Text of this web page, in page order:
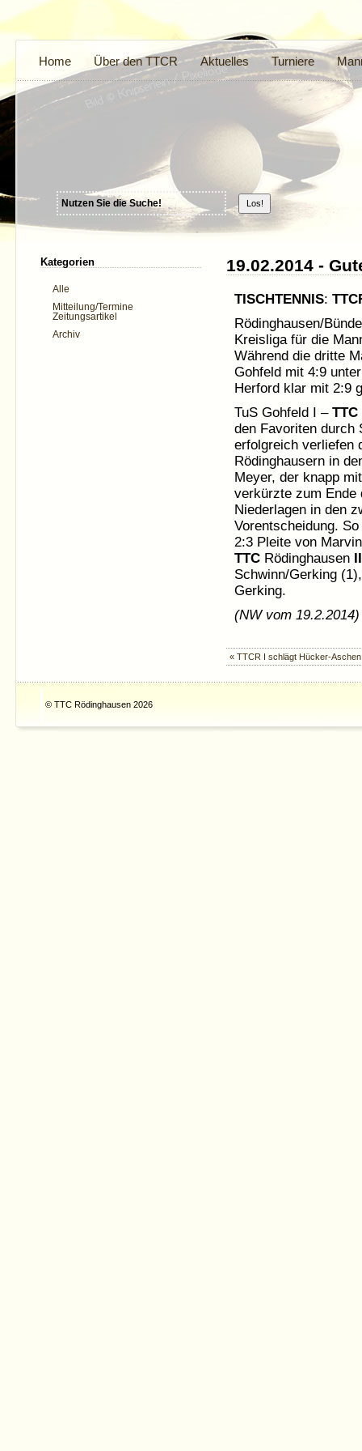
Home Über den TTCR Aktuelles Turniere
19.02.2014 -
TISCHTENNIS:
Rödinghausen/
Kreisliga für die
Während die dritte
Gohfeld mit 4:9
Herford klar mit 2:9
TuS Gohfeld I – TTC
den Favoriten durch
erfolgreich verliefen
Rödinghausern in
Meyer, der knapp
verkürzte zum Ende
Niederlagen in den
Vorentscheidung.
2:3 Pleite von
TTC Rödinghausen
Schwinn/Gerking
Gerking.
(NW vom 19.2.2014)
« TTCR I schlägt Hücker-Aschen
Kategorien
Alle
Mitteilung/Termine
Zeitungsartikel
Archiv
© TTC Rödinghausen 2026